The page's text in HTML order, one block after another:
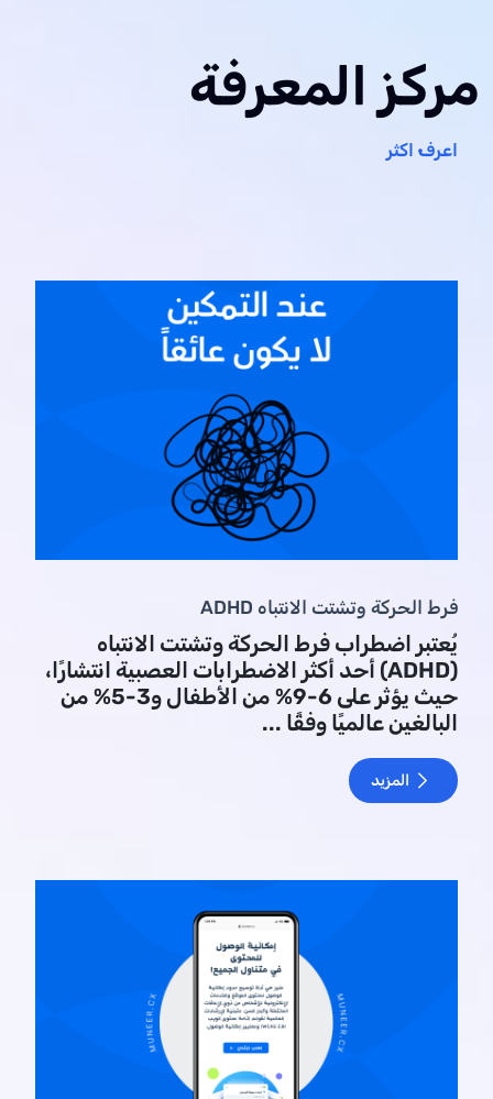
مركز المعرفة
اعرف اكثر
فرط الحركة وتشتت الانتباه ADHD
يُعتبر اضطراب فرط الحركة وتشتت الانتباه
(ADHD) أحد أكثر الاضطرابات العصبية انتشارًا،
حيث يؤثر على 6-9% من الأطفال و3-5% من
البالغين عالميًا وفقًا ...
المزيد